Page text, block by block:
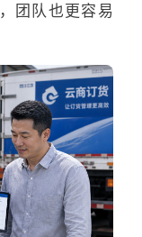
团队也更容易